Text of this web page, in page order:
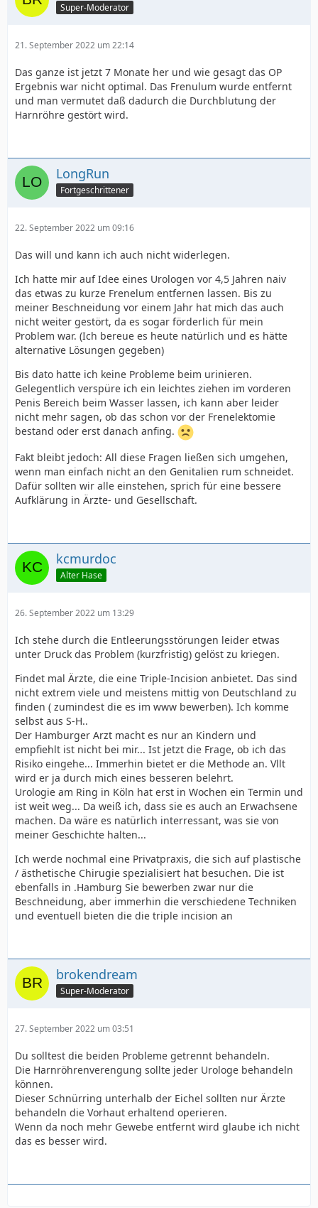
Super-Moderator
21. September 2022 um 22:14
Das ganze ist jetzt 7 Monate her und wie gesagt das OP
Ergebnis war nicht optimal. Das Frenulum wurde entfernt
und man vermutet daß dadurch die Durchblutung der
Harnröhre gestört wird.
LongRun
Fortgeschrittener
22. September 2022 um 09:16
Das will und kann ich auch nicht widerlegen.
Ich hatte mir auf Idee eines Urologen vor 4,5 Jahren naiv
das etwas zu kurze Frenelum entfernen lassen. Bis zu
meiner Beschneidung vor einem Jahr hat mich das auch
nicht weiter gestört, da es sogar förderlich für mein
Problem war. (Ich bereue es heute natürlich und es hätte
alternative Lösungen gegeben)
Bis dato hatte ich keine Probleme beim urinieren.
Gelegentlich verspüre ich ein leichtes ziehen im vorderen
Penis Bereich beim Wasser lassen, ich kann aber leider
nicht mehr sagen, ob das schon vor der Frenelektomie
bestand oder erst danach anfing.
Fakt bleibt jedoch: All diese Fragen ließen sich umgehen,
wenn man einfach nicht an den Genitalien rum schneidet.
Dafür sollten wir alle einstehen, sprich für eine bessere
Aufklärung in Ärzte- und Gesellschaft.
kcmurdoc
Alter Hase
26. September 2022 um 13:29
Ich stehe durch die Entleerungsstörungen leider etwas
unter Druck das Problem (kurzfristig) gelöst zu kriegen.
Findet mal Ärzte, die eine Triple-Incision anbietet. Das sind
nicht extrem viele und meistens mittig von Deutschland zu
finden ( zumindest die es im www bewerben). Ich komme
selbst aus S-H..
Der Hamburger Arzt macht es nur an Kindern und
empfiehlt ist nicht bei mir... Ist jetzt die Frage, ob ich das
Risiko eingehe... Immerhin bietet er die Methode an. Vllt
wird er ja durch mich eines besseren belehrt.
Urologie am Ring in Köln hat erst in Wochen ein Termin und
ist weit weg... Da weiß ich, dass sie es auch an Erwachsene
machen. Da wäre es natürlich interressant, was sie von
meiner Geschichte halten...
Ich werde nochmal eine Privatpraxis, die sich auf plastische
/ ästhetische Chirugie spezialisiert hat besuchen. Die ist
ebenfalls in .Hamburg Sie bewerben zwar nur die
Beschneidung, aber immerhin die verschiedene Techniken
und eventuell bieten die die triple incision an
brokendream
Super-Moderator
27. September 2022 um 03:51
Du solltest die beiden Probleme getrennt behandeln.
Die Harnröhrenverengung sollte jeder Urologe behandeln
können.
Dieser Schnürring unterhalb der Eichel sollten nur Ärzte
behandeln die Vorhaut erhaltend operieren.
Wenn da noch mehr Gewebe entfernt wird glaube ich nicht
das es besser wird.